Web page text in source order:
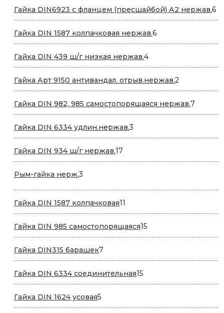
Гайка DIN6923 с фланцем (пресшайбой) А2 нержав.66
Гайка DIN 1587 колпачковая нержав.66
товаров
Гайка DIN 439 ш/г низкая нержав.44
товара
Гайка Арт 9150 антивандал. отрыв.нержав.2
товара
Гайка DIN 982, 985 самостопорящаяся нержав.7
товаров
Гайка DIN 6334 удлин.нержав.3
товара
Гайка DIN 934 ш/г нержав.17
товаров
Рым-гайка нерж.3
Гайка DIN 1587 колпачковая11
товаров
Гайка DIN 985 самостопорящаяся1515
товаров
Гайка DIN315 барашек7
товаров
Гайка DIN 6334 соединительная1515
товаров
Гайка DIN 1624 усовая55
товаров